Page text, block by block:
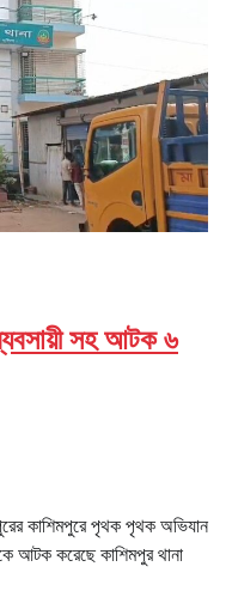
সহ আটক ৬
কাশিমপুরে পৃথক পৃথক অভিযান
আটক করেছে কাশিমপুর থানা